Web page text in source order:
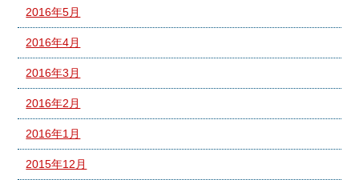
2016年5月
2016年4月
2016年3月
2016年2月
2016年1月
2015年12月